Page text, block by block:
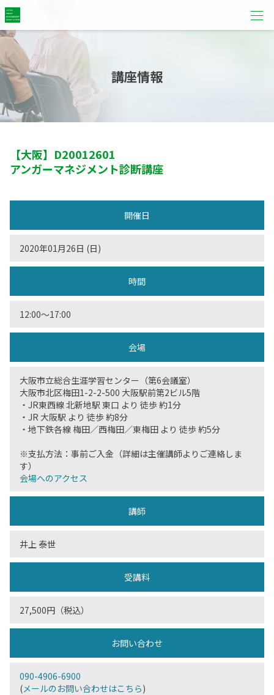
講座情報
【大阪】 D20012601
アンガーマネジメント診断講座
開催日
2020年01月26日 (日)
時間
12:00〜17:00
会場
大阪市立総合生涯学習センター（第6会議室）
大阪市北区梅田1-2-2-500 大阪駅前第2ビル5階
・JR東西線 北新地駅 東口 より 徒歩 約1分
・JR 大阪駅 より 徒歩 約8分
・地下鉄各線 梅田／西梅田／東梅田 より 徒歩 約5分
※支払方法：事前ご入金（詳細は主催講師よりご連絡しま
す）
会場へのアクセス
講師
井上 泰世
受講料
27,500円（税込）
お問い合わせ
090-4906-6900
(メールのお問い合わせはこちら)